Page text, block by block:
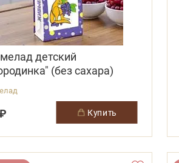
детский
(без сахара)
купить